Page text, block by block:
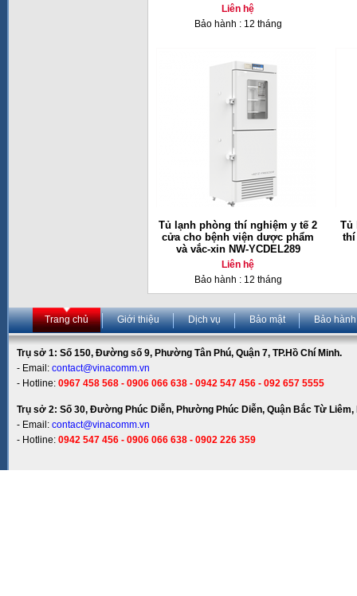
Liên hệ
Bảo hành : 12 tháng
Tủ lạnh phòng thí nghiệm y tế 2
cửa cho bệnh viện dược phẩm
và vắc-xin NW-YCDEL289
Liên hệ
Bảo hành : 12 tháng
Tủ
thí
Trang chủ Giới thiệu Dịch vụ Bảo mật Bảo hành
Trụ sở 1: Số 150, Đường số 9, Phường Tân Phú, Quận 7, TP.Hồ Chí Minh.
- Email: contact@vinacomm.vn
- Hotline: 0967 458 568 - 0906 066 638 - 0942 547 456 - 092 657 5555
Trụ sở 2: Số 30, Đường Phúc Diễn, Phường Phúc Diễn, Quận Bắc Từ Liêm,
- Email: contact@vinacomm.vn
- Hotline: 0942 547 456 - 0906 066 638 - 0902 226 359